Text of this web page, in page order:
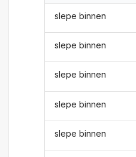
slepe binnen
slepe binnen
slepe binnen
slepe binnen
slepe binnen